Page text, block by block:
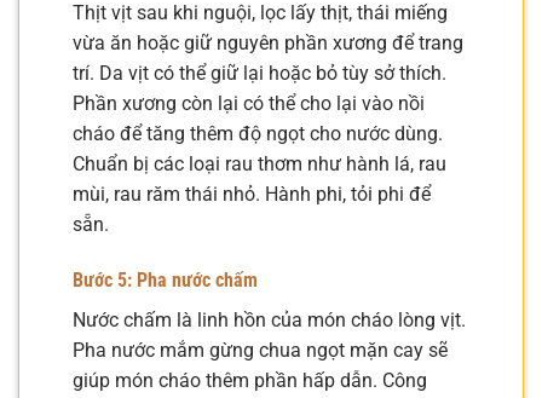
Thịt vịt sau khi nguội, lọc lấy thịt, thái miếng
vừa ăn hoặc giữ nguyên phần xương để trang
trí. Da vịt có thể giữ lại hoặc bỏ tùy sở thích.
Phần xương còn lại có thể cho lại vào nồi
cháo để tăng thêm độ ngọt cho nước dùng.
Chuẩn bị các loại rau thơm như hành lá, rau
mùi, rau răm thái nhỏ. Hành phi, tỏi phi để
sẵn.
Bước 5: Pha nước chấm
Nước chấm là linh hồn của món cháo lòng vịt.
Pha nước mắm gừng chua ngọt mặn cay sẽ
giúp món cháo thêm phần hấp dẫn. Công